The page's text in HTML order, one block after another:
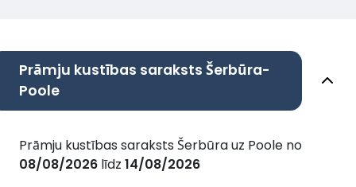
Prāmju kustības saraksts Šerbūra-
Poole
Prāmju kustības saraksts Šerbūra uz Poole no
08/08/2026 līdz 14/08/2026